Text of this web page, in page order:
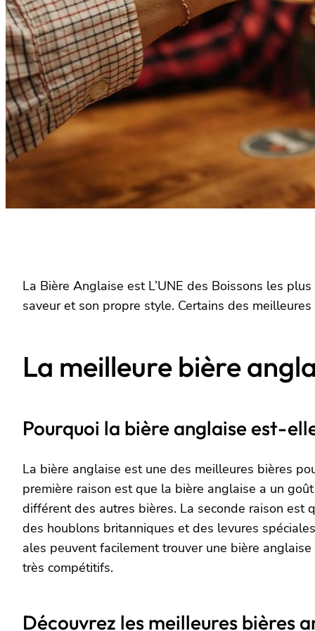
La Bière Anglaise est L’UNE des Boissons les
saveur et son propre style. Certains des
La meilleure bière
Pourquoi la bière anglaise est-
La bière anglaise est une des meilleures bières
première raison est que la bière anglaise a un
différent des autres bières. La seconde raison
des houblons britanniques et des levures
ales peuvent facilement trouver une bière
très compétitifs.
Découvrez les meilleures bières